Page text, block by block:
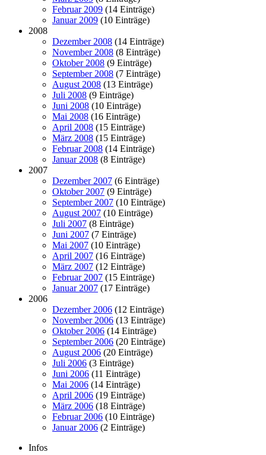
Februar 2009 (14 Einträge)
Januar 2009 (10 Einträge)
2008
Dezember 2008 (14 Einträge)
November 2008 (8 Einträge)
Oktober 2008 (9 Einträge)
September 2008 (7 Einträge)
August 2008 (13 Einträge)
Juli 2008 (9 Einträge)
Juni 2008 (10 Einträge)
Mai 2008 (16 Einträge)
April 2008 (15 Einträge)
März 2008 (15 Einträge)
Februar 2008 (14 Einträge)
Januar 2008 (8 Einträge)
2007
Dezember 2007 (6 Einträge)
Oktober 2007 (9 Einträge)
September 2007 (10 Einträge)
August 2007 (10 Einträge)
Juli 2007 (8 Einträge)
Juni 2007 (7 Einträge)
Mai 2007 (10 Einträge)
April 2007 (16 Einträge)
März 2007 (12 Einträge)
Februar 2007 (15 Einträge)
Januar 2007 (17 Einträge)
2006
Dezember 2006 (12 Einträge)
November 2006 (13 Einträge)
Oktober 2006 (14 Einträge)
September 2006 (20 Einträge)
August 2006 (20 Einträge)
Juli 2006 (3 Einträge)
Juni 2006 (11 Einträge)
Mai 2006 (14 Einträge)
April 2006 (19 Einträge)
März 2006 (18 Einträge)
Februar 2006 (10 Einträge)
Januar 2006 (2 Einträge)
Infos